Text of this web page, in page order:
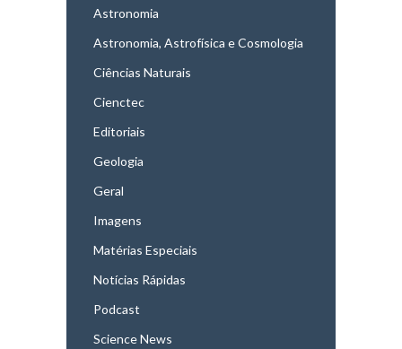
Astronomia
Astronomia, Astrofísica e Cosmologia
Ciências Naturais
Cienctec
Editoriais
Geologia
Geral
Imagens
Matérias Especiais
Notícias Rápidas
Podcast
Science News